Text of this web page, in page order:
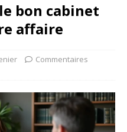
bon cabinet
affaire
Commentaires